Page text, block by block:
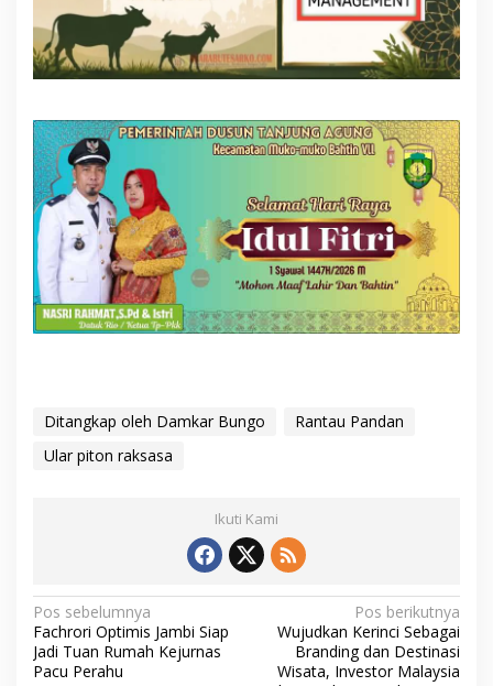
Ditangkap oleh Damkar Bungo
Rantau Pandan
Ular piton raksasa
Ikuti Kami
N
a
v
Pos sebelumnya
Fachrori Optimis Jambi Siap
Jadi Tuan Rumah Kejurnas
Pacu Perahu
Pos berikutnya
Wujudkan Kerinci Sebagai
Branding dan Destinasi
Wisata, Investor Malaysia